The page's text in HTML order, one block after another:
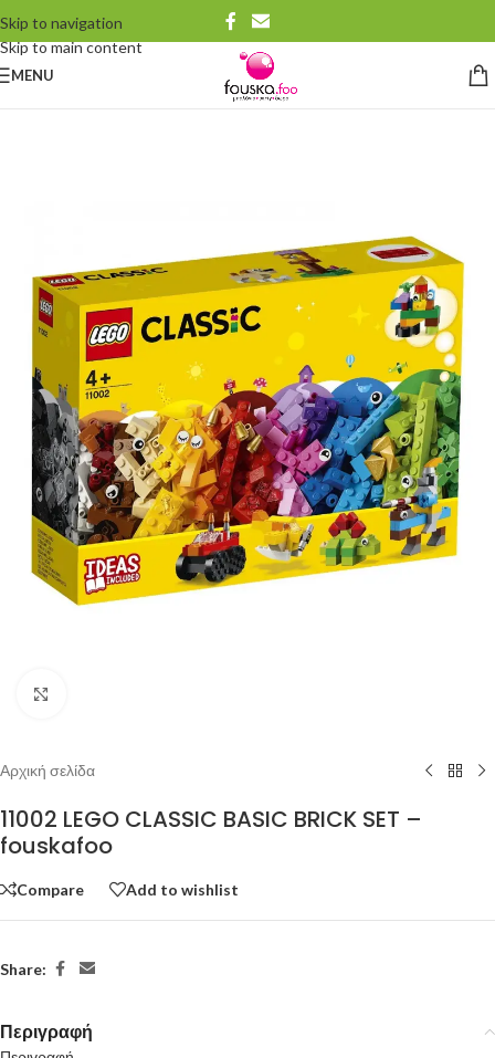
Skip to navigation
Skip to main content
MENU
Αρχική σελίδα
11002 LEGO CLASSIC BASIC BRICK SET –
fouskafoo
Compare Add to wishlist
Share:
Περιγραφή